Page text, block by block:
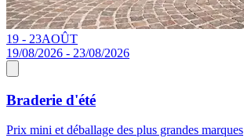
19 - 23AOÛT
19/08/2026 - 23/08/2026
Braderie d'été
Prix mini et déballage des plus grandes marques